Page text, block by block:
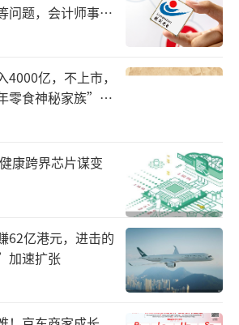
年和2026年，还将有湖北、重
江省温州市生态环境局文成分
文件显示，华润饮料拟投资5
怡宝浙江温州生产基地项目，
3条、PET饮用水瓶坯生产线
线。
启动，也标志着华润饮料在
落地。而在此之前，华润饮料
建武夷山设立了基地。
问题，会计师事务
”
亿，不上市，
零食神秘家族”浮
康跨界芯片谋变
62亿港元，进击的
加速扩张